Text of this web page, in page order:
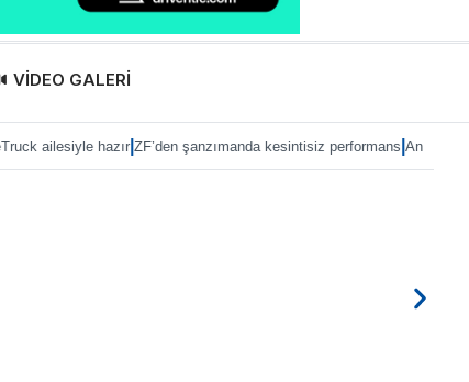
VİDEO GALERİ
|ZF’den şanzımanda kesintisiz performans|Anadolu Isuzu ile Petrol